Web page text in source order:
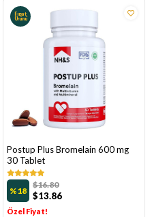
Postup Plus Bromelain 600 mg
30 Tablet
%18 $13.86
$16.80
Özel Fiyat!
Fırsat
Ürünü